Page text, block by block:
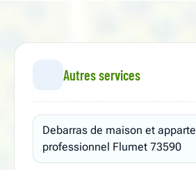
Autres services
Debarras de maison et
professionnel Flumet 73590